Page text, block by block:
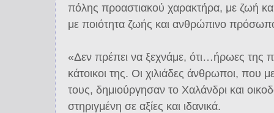
πόλης προαστιακού χαρακτήρα, με ζωή
με ποιότητα ζωής και ανθρώπινο
«Δεν πρέπει να ξεχνάμε, ότι…ήρωες της
κάτοικοι της. Οι χιλιάδες άνθρωποι, που
τους, δημιούργησαν το Χαλάνδρι και
στηριγμένη σε αξίες και ιδανικά.